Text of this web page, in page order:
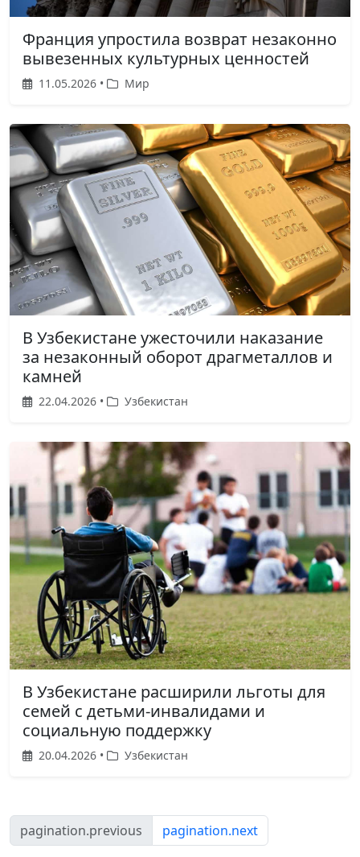
Франция упростила возврат незаконно
вывезенных культурных ценностей
11.05.2026 • Мир
В Узбекистане ужесточили наказание
за незаконный оборот драгметаллов и
камней
22.04.2026 • Узбекистан
В Узбекистане расширили льготы для
семей с детьми-инвалидами и
социальную поддержку
20.04.2026 • Узбекистан
pagination.previous pagination.next